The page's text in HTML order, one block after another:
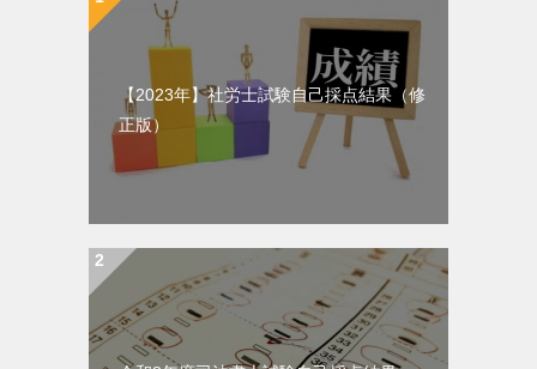
【2023年】社労士試験自己採点結果（修
正版）